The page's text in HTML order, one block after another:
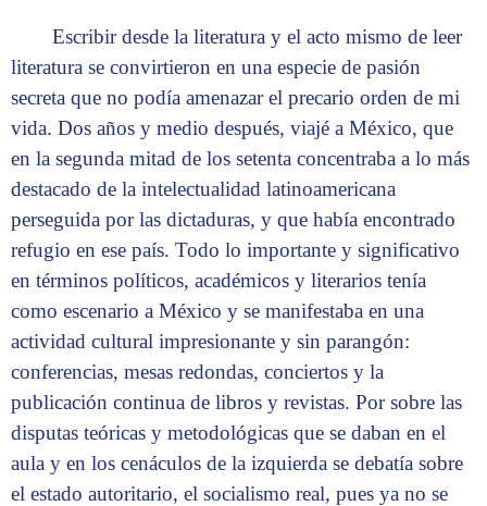
Escribir desde la literatura y el acto mismo de leer
literatura se convirtieron en una especie de pasión
secreta que no podía amenazar el precario orden de mi
vida. Dos años y medio después, viajé a México, que
en la segunda mitad de los setenta concentraba a lo más
destacado de la intelectualidad latinoamericana
perseguida por las dictaduras, y que había encontrado
refugio en ese país. Todo lo importante y significativo
en términos políticos, académicos y literarios tenía
como escenario a México y se manifestaba en una
actividad cultural impresionante y sin parangón:
conferencias, mesas redondas, conciertos y la
publicación continua de libros y revistas. Por sobre las
disputas teóricas y metodológicas que se daban en el
aula y en los cenáculos de la izquierda se debatía sobre
el estado autoritario, el socialismo real, pues ya no se